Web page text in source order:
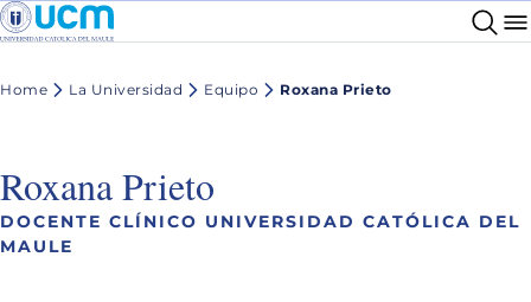
Home La Universidad Equipo Roxana Prieto
Roxana Prieto
DOCENTE CLÍNICO UNIVERSIDAD CATÓLICA DEL
MAULE